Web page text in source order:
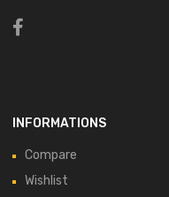
INFORMATIONS
Compare
Wishlist